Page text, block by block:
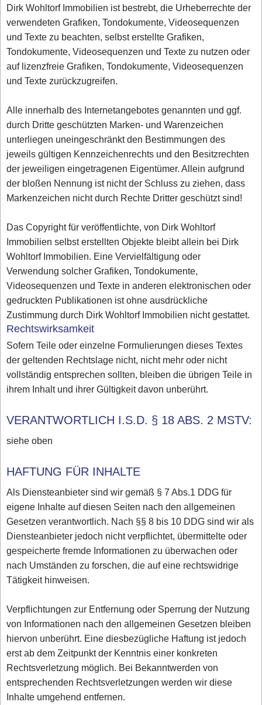
Dirk Wohltorf Immobilien ist bestrebt, die Urheberrechte der
verwendeten Grafiken, Tondokumente, Videosequenzen
und Texte zu beachten, selbst erstellte Grafiken,
Tondokumente, Videosequenzen und Texte zu nutzen oder
auf lizenzfreie Grafiken, Tondokumente, Videosequenzen
und Texte zurückzugreifen.
Alle innerhalb des Internetangebotes genannten und ggf.
durch Dritte geschützten Marken- und Warenzeichen
unterliegen uneingeschränkt den Bestimmungen des
jeweils gültigen Kennzeichenrechts und den Besitzrechten
der jeweiligen eingetragenen Eigentümer. Allein aufgrund
der bloßen Nennung ist nicht der Schluss zu ziehen, dass
Markenzeichen nicht durch Rechte Dritter geschützt sind!
Das Copyright für veröffentlichte, von Dirk Wohltorf
Immobilien selbst erstellten Objekte bleibt allein bei Dirk
Wohltorf Immobilien. Eine Vervielfältigung oder
Verwendung solcher Grafiken, Tondokumente,
Videosequenzen und Texte in anderen elektronischen oder
gedruckten Publikationen ist ohne ausdrückliche
Zustimmung durch Dirk Wohltorf Immobilien nicht gestattet.
Rechtswirksamkeit
Sofern Teile oder einzelne Formulierungen dieses Textes
der geltenden Rechtslage nicht, nicht mehr oder nicht
vollständig entsprechen sollten, bleiben die übrigen Teile in
ihrem Inhalt und ihrer Gültigkeit davon unberührt.
VERANTWORTLICH I.S.D. § 18 ABS. 2 MSTV:
siehe oben
HAFTUNG FÜR INHALTE
Als Diensteanbieter sind wir gemäß § 7 Abs.1 DDG für
eigene Inhalte auf diesen Seiten nach den allgemeinen
Gesetzen verantwortlich. Nach §§ 8 bis 10 DDG sind wir als
Diensteanbieter jedoch nicht verpflichtet, übermittelte oder
gespeicherte fremde Informationen zu überwachen oder
nach Umständen zu forschen, die auf eine rechtswidrige
Tätigkeit hinweisen.
Verpflichtungen zur Entfernung oder Sperrung der Nutzung
von Informationen nach den allgemeinen Gesetzen bleiben
hiervon unberührt. Eine diesbezügliche Haftung ist jedoch
erst ab dem Zeitpunkt der Kenntnis einer konkreten
Rechtsverletzung möglich. Bei Bekanntwerden von
entsprechenden Rechtsverletzungen werden wir diese
Inhalte umgehend entfernen.